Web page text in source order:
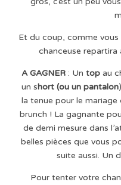
Et du coup, comme
chanceuse repartira
A GAGNER : Un top au
un short (ou un pantalon
la tenue pour le mariage
brunch ! La gagnante
de demi mesure dans
belles pièces que vous
suite aussi. Un
Pour tenter votre